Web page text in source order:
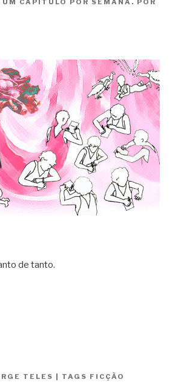
UM CAPÍTULO POR SEMANA. POR
de tanto.
TELES TAGS FICÇÃO